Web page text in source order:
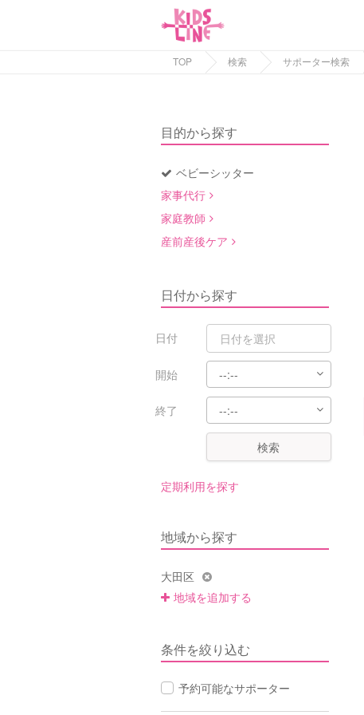
TOP 検索 サポーター検索
目的から探す
ベビーシッター
家事代行
家庭教師
産前産後ケア
日付から探す
日付
開始
終了
検索
定期利用を探す
地域から探す
大田区
地域を追加する
条件を絞り込む
予約可能なサポーター